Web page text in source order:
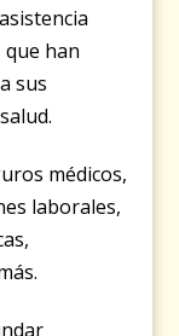
han
sus
médicos,
laborales,